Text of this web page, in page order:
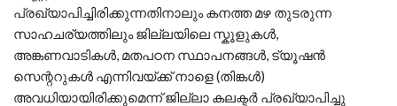
പ്രഖ്യാപിച്ചിരിക്കുന്നതിനാലും കനത്ത മഴ തുടരുന്ന
സാഹചര്യത്തിലും ജില്ലയിലെ സ്കൂളുകൾ,
അങ്കണവാടികൾ, മതപഠന സ്ഥാപനങ്ങൾ, ട്യൂഷൻ
സെന്ററുകൾ എന്നിവയ്ക്ക് നാളെ (തിങ്കൾ)
അവധിയായിരിക്കുമെന്ന് ജില്ലാ കലക്ടർ പ്രഖ്യാപിച്ചു